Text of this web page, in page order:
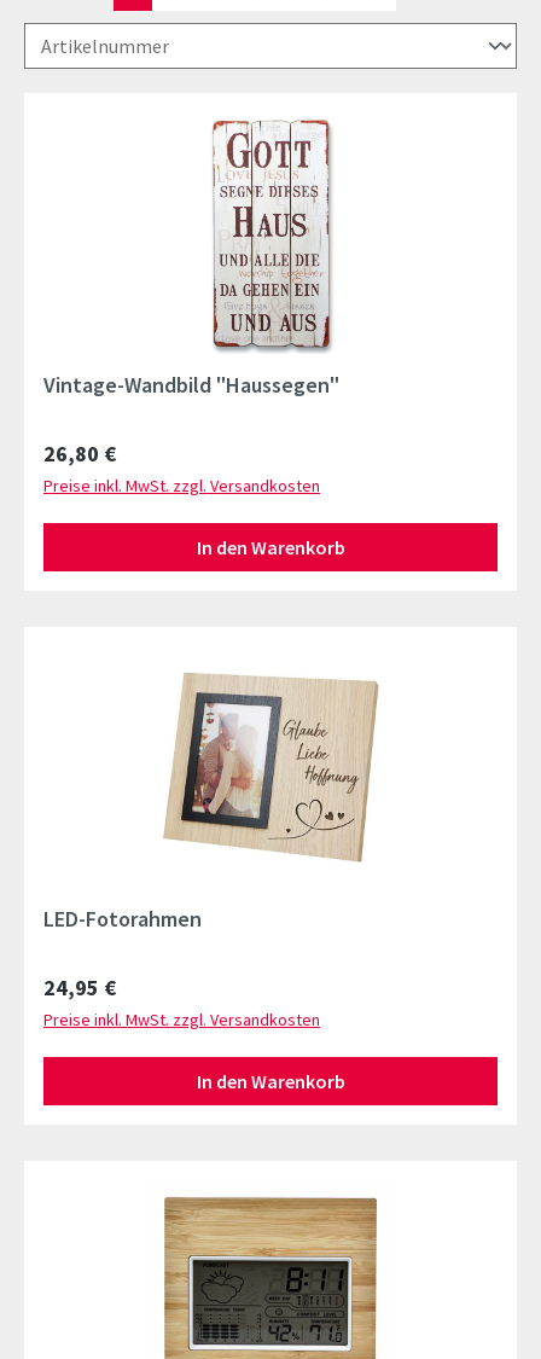
Vintage-Wandbild "Haussegen"
Regulärer Preis:
26,80 €
Preise inkl. MwSt. zzgl. Versandkosten
In den Warenkorb
LED-Fotorahmen
Regulärer Preis:
24,95 €
Preise inkl. MwSt. zzgl. Versandkosten
In den Warenkorb